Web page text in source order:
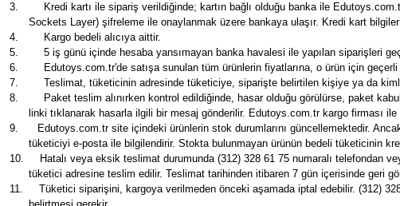
3.
Kredi kartı ile sipariş verildiğinde; kartın bağlı olduğu banka ile
Sockets Layer) şifreleme ile onaylanmak üzere bankaya ulaşır. Kredi kart
4.
Kargo bedeli alıcıya aittir.
5.
5 iş günü içinde hesaba yansımayan banka havalesi ile yapılan siparişleri
6.
Edutoys.com.tr'de satışa sunulan tüm ürünlerin fiyatlarına, o ürün için
7.
Teslimat, tüketicinin adresinde tüketiciye, siparişte belirtilen kişiye ya da
8.
Paket teslim alınırken kontrol edildiğinde, hasar olduğu görülürse, paket
linki tıklanarak hasarla ilgili bir mesaj gönderilir. Edutoys.com.tr kargo firması
9. Edutoys.com.trsite içindeki ürünlerin stok durumlarını güncellemektedir.
tüketiciyi e-posta ile bilgilendirir. Stokta bulunmayan ürünün bedeli tüketicinin
10.
Hatalı veya eksik teslimat durumunda (312) 328 61 75 numaralı telefondan
tüketici adresine teslim edilir. Teslimat tarihinden itibaren 7 gün içerisinde geri
11.
Tüketici siparişini, kargoya verilmeden önceki aşamada iptal edebilir. (312)